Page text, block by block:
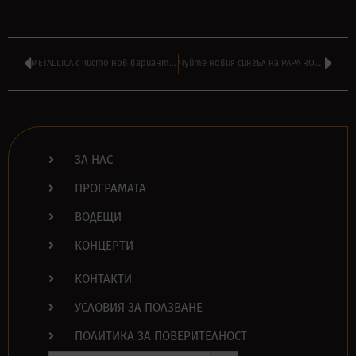
METALLICA с чисто нов вариант на ‘Nothing Else Matters’ за филм със ‘СКАЛАТА’ Чуйте новия сингъл на PAPA ROACH – ‘Swerve’
ЗА НАС
ПРОГРАМАТА
ВОДЕЩИ
КОНЦЕРТИ
КОНТАКТИ
УСЛОВИЯ ЗА ПОЛЗВАНЕ
ПОЛИТИКА ЗА ПОВЕРИТЕЛНОСТ
Search Button